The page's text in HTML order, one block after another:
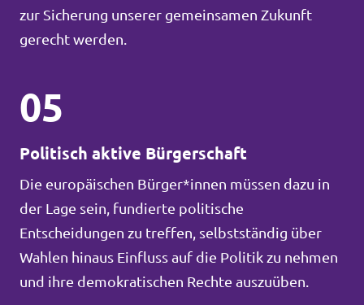
zur Sicherung unserer gemeinsamen Zukunft
gerecht werden.
05
Politisch aktive Bürgerschaft
Die europäischen Bürger*innen müssen dazu in
der Lage sein, fundierte politische
Entscheidungen zu treffen, selbstständig über
Wahlen hinaus Einfluss auf die Politik zu nehmen
und ihre demokratischen Rechte auszuüben.